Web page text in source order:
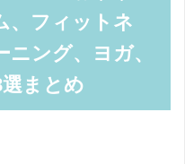
、フィットネ
ング、ヨガ、
まとめ